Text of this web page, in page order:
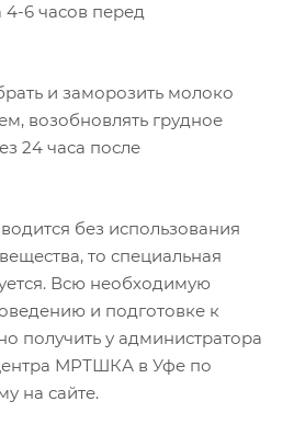
4-6 часов перед
и заморозить молоко
возобновлять грудное
24 часа после
без использования
то специальная
Всю необходимую
и подготовке к
получить у администратора
МРТШКА в Уфе по
на сайте.